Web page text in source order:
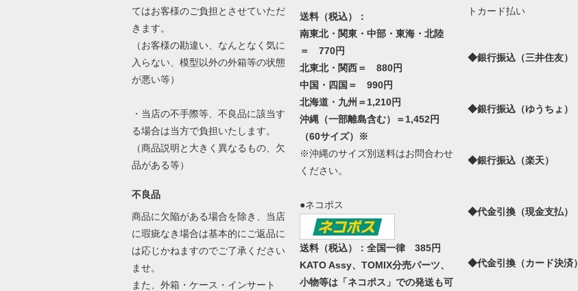
てはお客様のご負担とさせていただ
きます。
（お客様の勘違い、なんとなく気に
入らない、模型以外の外箱等の状態
が悪い等）
・当店の不手際等、不良品に該当す
る場合は当方で負担いたします。
（商品説明と大きく異なるもの、欠
品がある等）
不良品
商品に欠陥がある場合を除き、当店
に瑕疵なき場合は基本的にご返品に
は応じかねますのでご了承ください
ませ。
また、外箱・ケース・インサート
送料（税込）：
南東北・関東・中部・東海・北陸
＝ 770円
北東北・関西＝ 880円
中国・四国＝ 990円
北海道・九州＝1,210円
沖縄（一部離島含む）＝1,452円
（60サイズ）※
※沖縄のサイズ別送料はお問合わせ
ください。
●ネコポス
送料（税込）：全国一律 385円
KATO Assy、TOMIX分売パーツ、
小物等は「ネコポス」での発送も可
◆銀行振込（三井住友）
◆銀行振込（ゆうちょ）
◆銀行振込（楽天）
◆代金引換（現金支払）
◆代金引換（カード決済）